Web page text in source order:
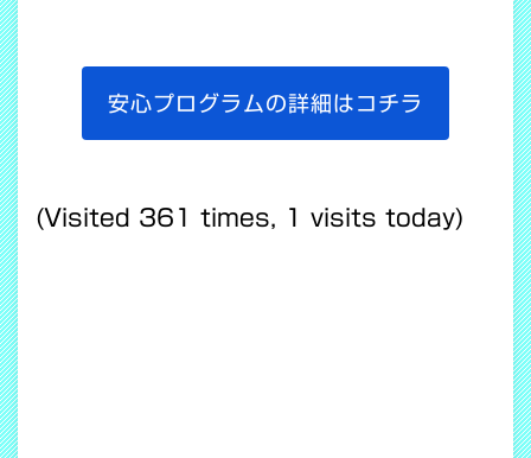
安心プログラムの詳細はコチラ
(Visited 361 times, 1 visits today)